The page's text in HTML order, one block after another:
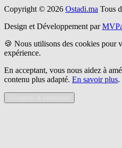
Copyright © 2026 Ostadi.ma Tous
Design et Développement par
🍪 Nous utilisons des cookies pour
expérience.
En acceptant, vous nous aidez à
contenu plus adapté. En savoir plus.